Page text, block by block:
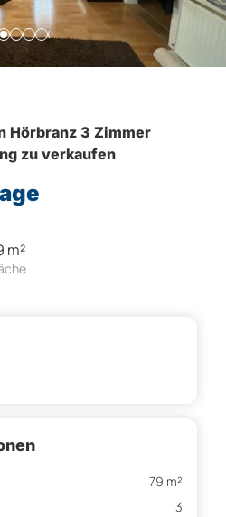
Hörbranz 3 Zimmer
zu verkaufen
m²
79 m²
3